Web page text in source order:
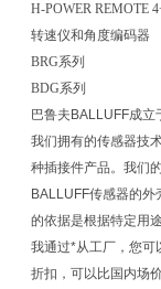
H-POWER REMOTE
转速仪和角度编码器
BRG系列
BDG系列
巴鲁夫BALLUFF成
我们拥有的传感器技
种插接件产品。我们
BALLUFF传感器的
的依据是根据特定用
我通过*从工厂，您可
折扣，可以比国内场